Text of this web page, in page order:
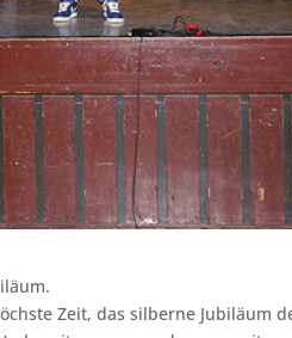
Zeit, das silberne Jubiläum